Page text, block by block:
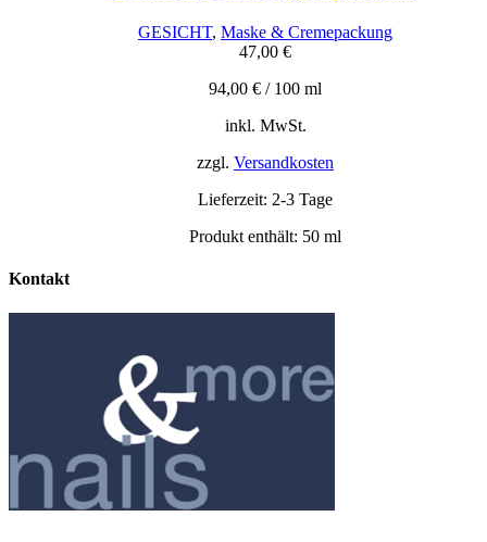
GESICHT, Maske & Cremepackung
47,00 €
94,00 € / 100 ml
inkl. MwSt.
zzgl. Versandkosten
Lieferzeit: 2-3 Tage
Produkt enthält: 50 ml
Kontakt